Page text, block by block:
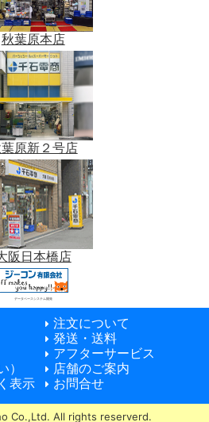
秋葉原本店
原新２号店
阪日本橋店
データベースシステム開発
注文について
発送・送料
アフターサービス
）
店舗のご案内
表示
お問合せ
Co.,Ltd. All rights reserverd.